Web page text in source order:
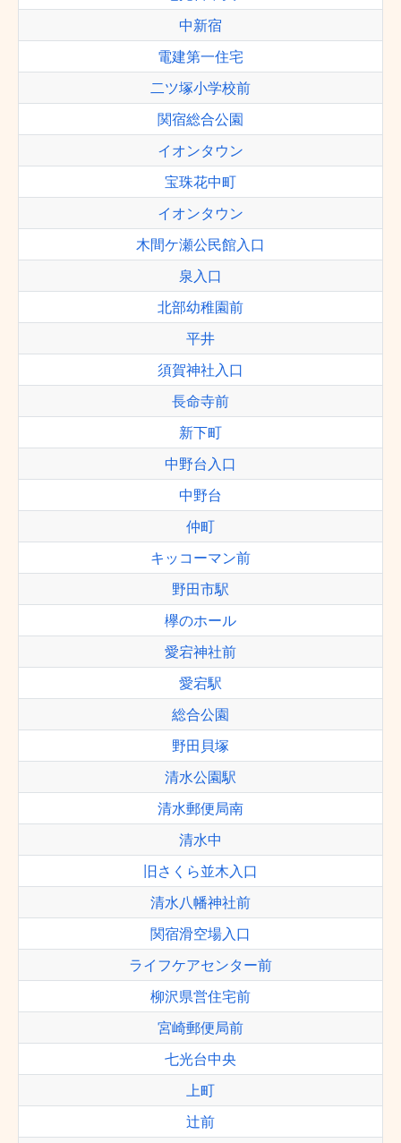
中新宿
電建第一住宅
二ツ塚小学校前
関宿総合公園
イオンタウン
宝珠花中町
イオンタウン
木間ケ瀬公民館入口
泉入口
北部幼稚園前
平井
須賀神社入口
長命寺前
新下町
中野台入口
中野台
仲町
キッコーマン前
野田市駅
欅のホール
愛宕神社前
愛宕駅
総合公園
野田貝塚
清水公園駅
清水郵便局南
清水中
旧さくら並木入口
清水八幡神社前
関宿滑空場入口
ライフケアセンター前
柳沢県営住宅前
宮崎郵便局前
七光台中央
上町
辻前